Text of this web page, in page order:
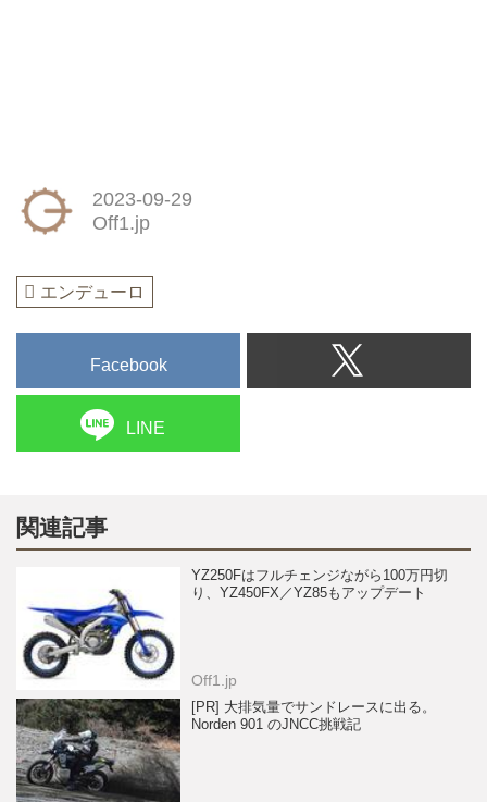
2023-09-29
Off1.jp
エンデューロ
Facebook
LINE
関連記事
YZ250Fはフルチェンジながら100万円切
り、YZ450FX／YZ85もアップデート
Off1.jp
[PR] 大排気量でサンドレースに出る。
Norden 901 のJNCC挑戦記